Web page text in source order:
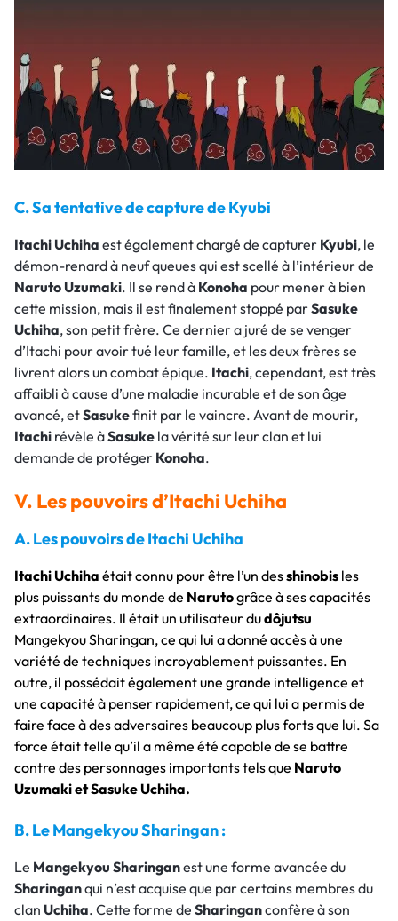
C. Sa tentative de capture de Kyubi
Itachi Uchiha est également chargé de capturer Kyubi, le
démon-renard à neuf queues qui est scellé à l’intérieur de
Naruto Uzumaki. Il se rend à Konoha pour mener à bien
cette mission, mais il est finalement stoppé parSasuke
Uchiha, son petit frère. Ce dernier a juré de se venger
d’Itachi pour avoir tué leur famille, et les deux frères se
livrent alors un combat épique. Itachi, cependant, est très
affaibli à cause d’une maladie incurable et de son âge
avancé, etSasukefinit par le vaincre. Avant de mourir,
Itachi révèle àSasuke la vérité sur leur clan et lui
demande de protéger Konoha.
V. Les pouvoirs d’Itachi Uchiha
A. Les pouvoirs deItachi Uchiha
Itachi Uchiha était connu pour être l’un desshinobis les
plus puissants du monde de Narutogrâce à ses capacités
extraordinaires. Il était un utilisateur dudôjutsu
Mangekyou Sharingan, ce qui lui a donné accès à une
variété de techniques incroyablement puissantes. En
outre, il possédait également une grande intelligence et
une capacité à penser rapidement, ce qui lui a permis de
faire face à des adversaires beaucoup plus forts que lui. Sa
force était telle qu’il a même été capable de se battre
contre des personnages importants tels que Naruto
Uzumaki et Sasuke Uchiha.
B. Le Mangekyou Sharingan :
Le Mangekyou Sharinganest une forme avancée du
Sharinganqui n’est acquise que par certains membres du
clan Uchiha. Cette forme de Sharinganconfère à son